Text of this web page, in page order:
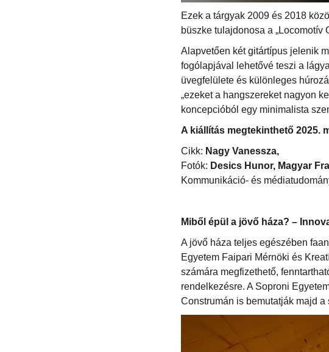
Ezek a tárgyak 2009 és 2018
büszke tulajdonosa a „Locomotív
Alapvetően két gitártípus jelenik
fogólapjával lehetővé teszi a
üvegfelülete és különleges
„ezeket a hangszereket nagyon
koncepcióból egy minimalista
A kiállítás megtekinthető 2025.
Cikk: Nagy Vanessza,
Fotók: Desics Hunor, Magyar
Kommunikáció- és
Miből épül a jövő háza? –
A jövő háza teljes egészében
Egyetem Faipari Mérnöki és
számára megfizethető,
rendelkezésre. A Soproni
Construmán is bemutatják majd a